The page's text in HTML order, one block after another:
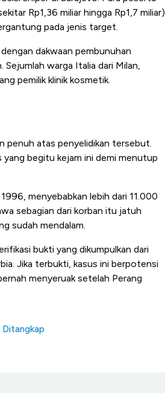
Rp1,36 miliar hingga Rp1,7 miliar)
pada jenis target.
dakwaan pembunuhan
warga Italia dari Milan,
pemilik klinik kosmetik.
penuh atas penyelidikan tersebut.
begitu kejam ini demi menutup
menyebabkan lebih dari 11.000
sebagian dari korban itu jatuh
sudah mendalam.
bukti yang dikumpulkan dari
Jika terbukti, kasus ini berpotensi
menyeruak setelah Perang
Ditangkap
Dulu